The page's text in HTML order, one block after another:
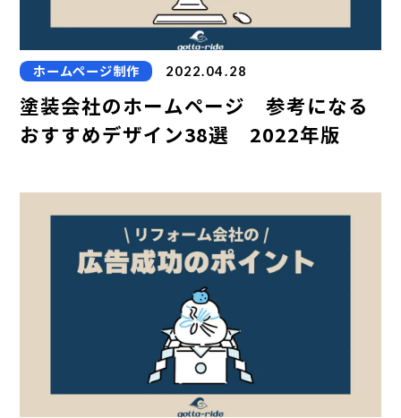
ホームページ制作 2022.04.28
塗装会社のホームページ 参考になる
おすすめデザイン38選 2022年版